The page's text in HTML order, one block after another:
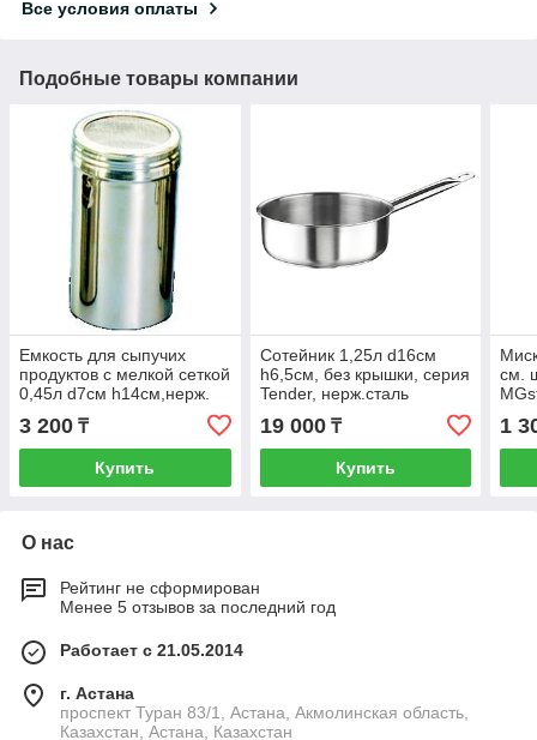
Все условия оплаты
Подобные товары компании
Емкость для сыпучих
продуктов с мелкой сеткой
0,45л d7см h14см,нерж.
сталь DRG15M
3 200 ₸
Купить
Сотейник 1,25л d16см
h6,5см, без крышки, серия
Tender, нерж.сталь
33901016
19 000₸
Купить
см.
1
О нас
Рейтинг не сформирован
Менее 5 отзывов за последний год
Работает с 21.05.2014
г. Астана
проспект Туран 83/1, Астана, Акмолинская область,
Казахстан, Астана, Казахстан